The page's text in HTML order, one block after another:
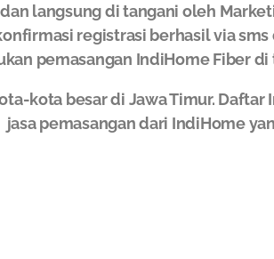
dan langsung di tangani oleh
registrasi berhasil via
pemasangan IndiHome Fiber
kota besar di Jawa Timur.
jasa pemasangan dari IndiHome